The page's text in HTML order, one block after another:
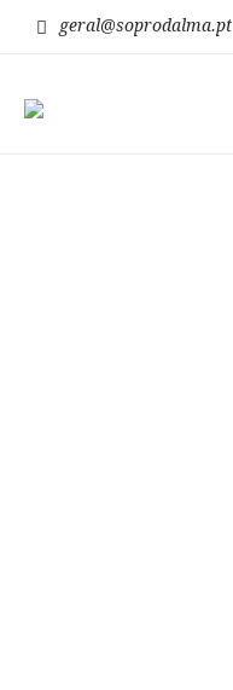
geral@soprodalma.pt